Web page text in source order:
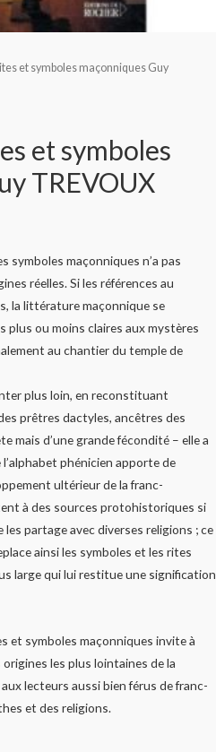
et symboles maçonniques Guy
et symboles
TREVOUX
symboles maçonniques n’a pas
réelles. Si les références au
la littérature maçonnique se
plus ou moins claires aux mystères
au chantier du temple de
plus loin, en reconstituant
prêtres dactyles, ancêtres des
mais d’une grande fécondité – elle a
phénicien apporte de
ultérieur de la franc-
à des sources protohistoriques si
partage avec diverses religions ; ce
ainsi les symboles et les rites
large qui lui restitue une signification
et symboles maçonniques invite à
les plus lointaines de la
lecteurs aussi bien férus de franc-
et des religions.